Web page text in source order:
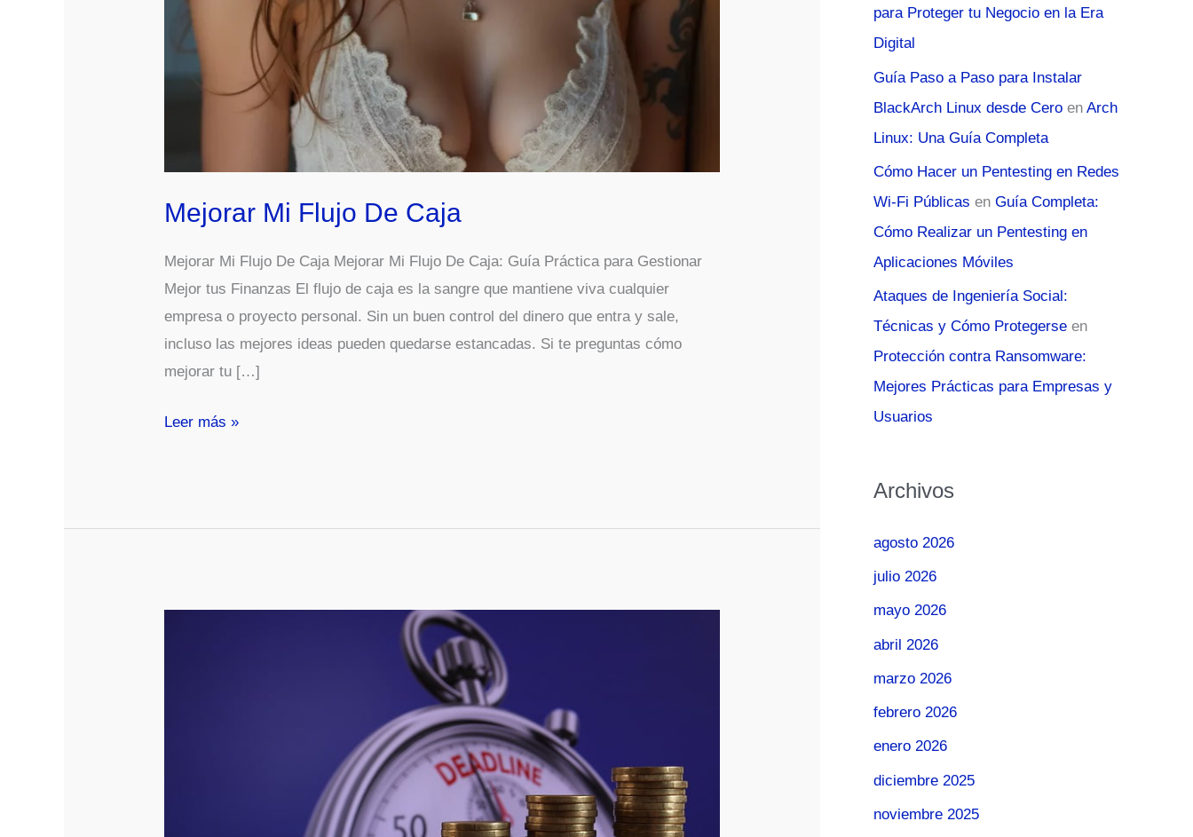
Mejorar Mi Flujo De Caja
Mejorar Mi Flujo De Caja Mejorar Mi Flujo De Caja: Guía Práctica para Gestionar
Mejor tus Finanzas El flujo de caja es la sangre que mantiene viva cualquier
empresa o proyecto personal. Sin un buen control del dinero que entra y sale,
incluso las mejores ideas pueden quedarse estancadas. Si te preguntas cómo
mejorar tu […]
Mejorar
Caja
Leer más »
para Proteger tu Negocio en la Era
Digital
Guía Paso a Paso para Instalar
BlackArch Linux desde Cero en Arch
Linux: Una Guía Completa
Cómo Hacer un Pentesting en Redes
Wi-Fi Públicas en Guía Completa:
Cómo Realizar un Pentesting en
Aplicaciones Móviles
Ataques de Ingeniería Social:
Técnicas y Cómo Protegerse en
Protección contra Ransomware:
Mejores Prácticas para Empresas y
Usuarios
Archivos
agosto 2026
julio 2026
mayo 2026
abril 2026
marzo 2026
febrero 2026
enero 2026
diciembre 2025
noviembre 2025